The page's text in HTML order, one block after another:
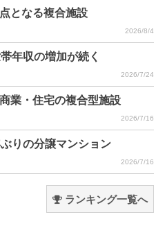
となる複合施設
2026/8/4
年収の増加が続く
2026/7/24
業・住宅の複合型施設
2026/7/16
りの分譲マンション
2026/7/16
ランキング一覧へ